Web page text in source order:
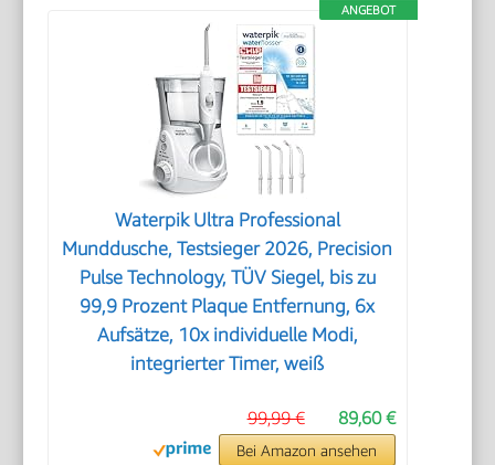
ANGEBOT
Waterpik Ultra Professional
Munddusche, Testsieger 2026, Precision
Pulse Technology, TÜV Siegel, bis zu
99,9 Prozent Plaque Entfernung, 6x
Aufsätze, 10x individuelle Modi,
integrierter Timer, weiß
89,60 €
99,99 €
Bei Amazon ansehen